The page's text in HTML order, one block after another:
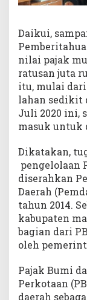
Daikui,
nilai pajak
ratusan juta
itu, mulai
lahan sedikit
Juli 2020 ini,
masuk untuk
Dikatakan,
pengelolaan
diserahkan
Daerah
tahun 2014.
kabupaten
bagian dari
oleh
Pajak Bumi
Perkotaan
daerah